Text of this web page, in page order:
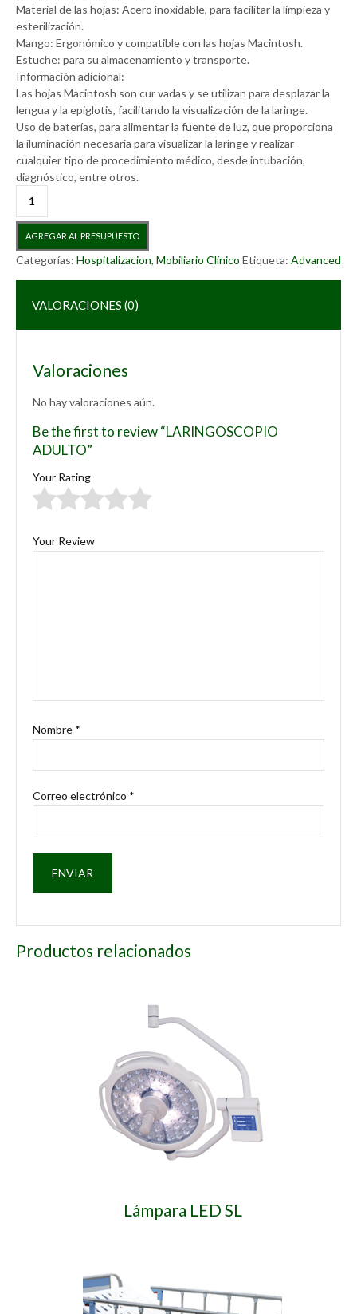
Material de las hojas: Acero inoxidable, para facilitar la limpieza y
esterilización.
Mango: Ergonómico y compatible con las hojas Macintosh.
Estuche: para su almacenamiento y transporte.
Información adicional:
Las hojas Macintosh son cur vadas y se utilizan para desplazar la
lengua y la epiglotis, facilitando la visualización de la laringe.
Uso de baterías, para alimentar la fuente de luz, que proporciona
la iluminación necesaria para visualizar la laringe y realizar
cualquier tipo de procedimiento médico, desde intubación,
diagnóstico, entre otros.
ADULTO
cantidad
AGREGAR AL PRESUPUESTO
Categorías: Hospitalizacion, Mobiliario Clínico Etiqueta: Advanced
VALORACIONES (0)
Valoraciones
No hay valoraciones aún.
Be the first to review “LARINGOSCOPIO
ADULTO”
Your Rating
1 de
5
2 de
5
3 de
5
4 de
5
5 de
5
Your Review
Nombre *
Correo electrónico *
Productos relacionados
Lámpara LED SL